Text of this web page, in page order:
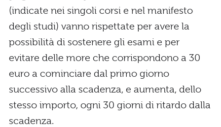
(indicate nei singoli corsi e nel manifesto
degli studi) vanno rispettate per avere la
possibilità di sostenere gli esami e per
evitare delle more che corrispondono a 30
euro a cominciare dal primo giorno
successivo alla scadenza, e aumenta, dello
stesso importo, ogni 30 giorni di ritardo dalla
scadenza.